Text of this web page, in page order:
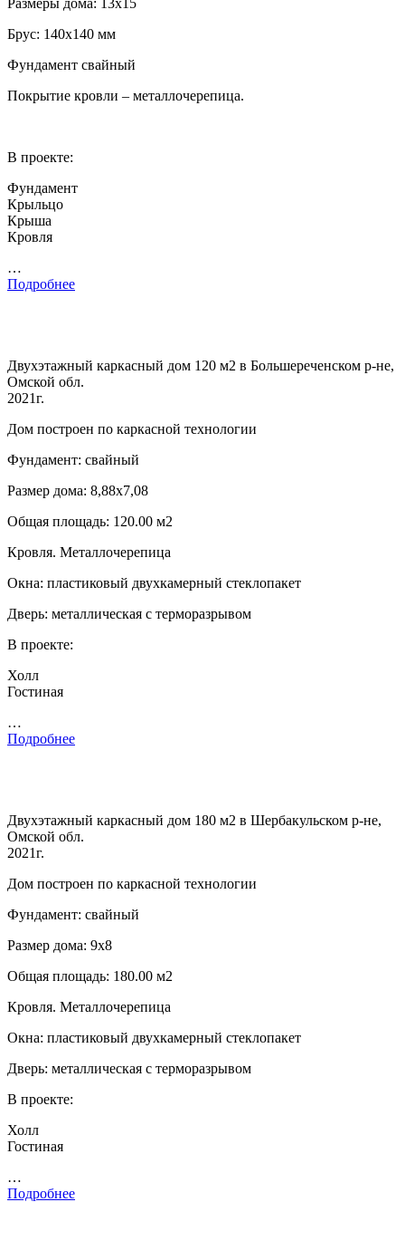
Брус: 140х140 мм
Фундамент свайный
Покрытие кровли – металлочерепица.
В проекте:
Фундамент
Крыльцо
Крыша
Кровля
…
Подробнее
Двухэтажный каркасный дом 120 м2 в Большереченском р-не,
Омской обл.
2021г.
Дом построен по каркасной технологии
Фундамент: свайный
Размер дома: 8,88х7,08
Общая площадь: 120.00 м2
Кровля. Металлочерепица
Окна: пластиковый двухкамерный стеклопакет
Дверь: металлическая с терморазрывом
В проекте:
Холл
Гостиная
…
Подробнее
Двухэтажный каркасный дом 180 м2 в Шербакульском р-не,
Омской обл.
2021г.
Дом построен по каркасной технологии
Фундамент: свайный
Размер дома: 9х8
Общая площадь: 180.00 м2
Кровля. Металлочерепица
Окна: пластиковый двухкамерный стеклопакет
Дверь: металлическая с терморазрывом
В проекте:
Холл
Гостиная
…
Подробнее